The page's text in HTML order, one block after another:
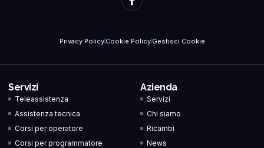
Privacy Policy Cookie Policy Gestisci Cookie
Servizi
Teleassistenza
Assistenza tecnica
Corsi per operatore
Corsi per programmatore
Azienda
Servizi
Chi siamo
Ricambi
News